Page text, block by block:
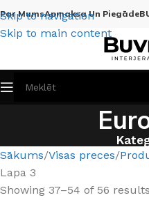
Skip to navigation
Skip to main content
Par MumsApmaksa Un Piegāde
Sākums Visas preces
Lapa 3
Showing 37–54 of 56 results